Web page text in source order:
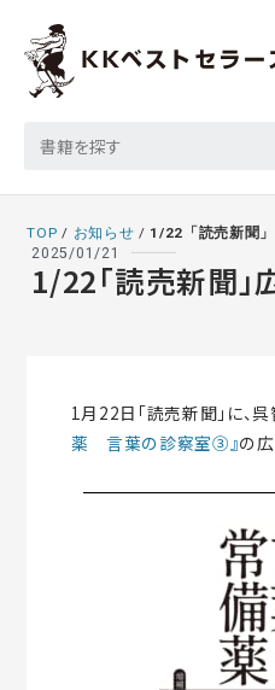
TOP / お知らせ / 1/22「読売新聞
2025/01/21
1/22「読売新聞」
1月22日「読売新聞」に、
薬 言葉の診察室③』の